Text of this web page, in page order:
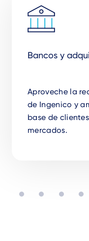
Bancos y
Aproveche la
de Ingenico y
base de
mercados.